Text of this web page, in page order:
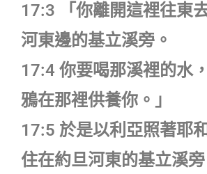
17:3 「你離開這裡往東
河東邊的基立溪旁。
17:4 你要喝那溪裡的水
鴉在那裡供養你。」
17:5 於是以利亞照著耶
住在約旦河東的基立溪旁